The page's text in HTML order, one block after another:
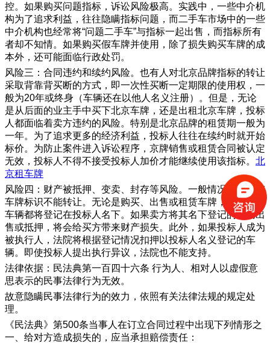
控。如果购买问题指标，诉讼风险极高。实践中，一些中介机
构为了追求利益，往往隐瞒指标问题，而二手车市场中的一些
中介机构也经常将“问题二手车”与指标一起出售，而指标所有
者却不知情。如果购买假车牌并使用，除了损失购买车牌的成
本外，还可能面临行政处罚。
风险三：合同违约和续约风险。也有人对北京品牌指标的转让
采取背靠背买断的方式，即一次性买断一定期限的使用权，一
般为20年或终身（车辆还在以他人名义注册）。但是，无论
是从后面的业主手中买下北京车牌，还是出租北京车牌，投标
人都面临着卖方违约的风险。特别是北京品牌的租赁期一般为
一年。为了追求更多的经济利益，投标人往往在续约时就开始
标价。为防止案件进入诉讼程序，京牌销售或租赁合同被认定
无效，投标人不得不接受投标人加价才能继续使用该指标。 北
京租车牌
风险四：财产被抵押、变卖、封存等风险。一般情况下，北京
车牌标识不能转让。无论是购买、出售或租赁车牌，投标人的
车辆都将登记在投标人名下。如果卖方将其名下登记的车辆出
售或抵押，将会给买方带来财产损失。此外，如果投标人成为
被执行人，法院将根据登记情况扣押以投标人名义登记的车
辆。即使投标人提出执行异议，法院也不能支持。
法律依据：民法典第一百四十六条 行为人、相对人以虚假意
思表示的民事法律行为无效。
故意隐瞒民事法律行为的效力，依照有关法律法规的规定处
理。
《民法典》第500条当事人在订立合同过程中出现下列情形之
一、给对方造成损失的，应当承担赔偿责任：